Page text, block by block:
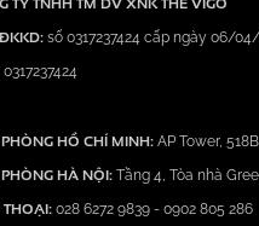
số 0317237424 cấp ngày 06/
0317237424
HỒ CHÍ MINH: AP Tower,
HÀ NỘI: Tầng 4, Tòa nhà
028 6272 9839 - 0902 805 286